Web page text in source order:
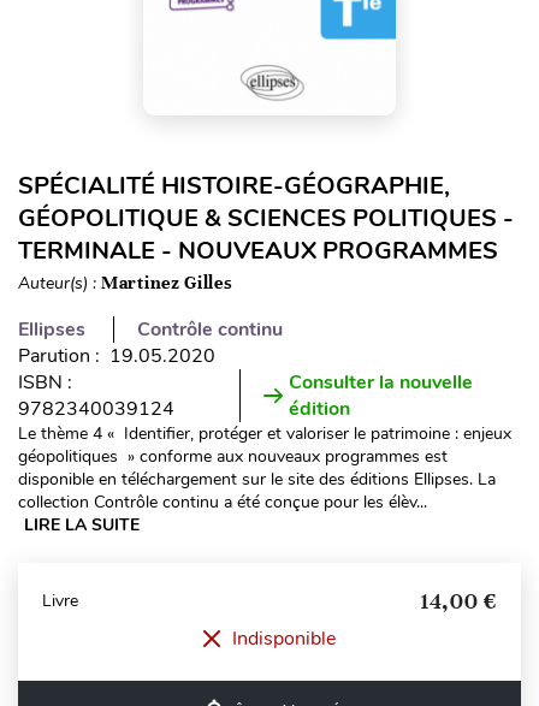
SPÉCIALITÉ HISTOIRE-GÉOGRAPHIE,
GÉOPOLITIQUE & SCIENCES POLITIQUES -
TERMINALE - NOUVEAUX PROGRAMMES
Auteur(s) : Martinez Gilles
Ellipses
Contrôle continu
Parution : 19.05.2020
ISBN :
9782340039124
Consulter la nouvelle
édition
Le thème 4 « Identifier, protéger et valoriser le patrimoine : enjeux
géopolitiques » conforme aux nouveaux programmes est
disponible en téléchargement sur le site des éditions Ellipses. La
collection Contrôle continu a été conçue pour les élèv...
LIRE LA SUITE
Livre 14,00 €
Indisponible